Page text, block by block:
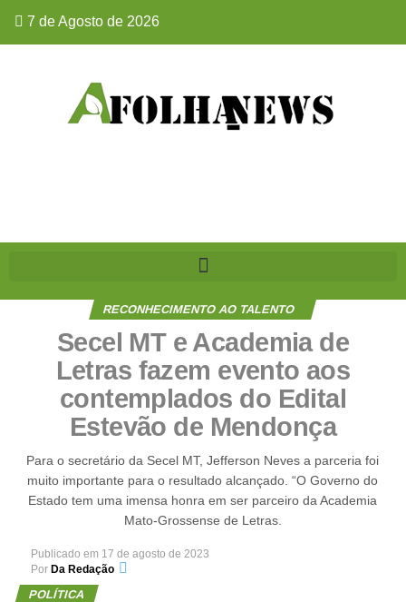
7 de Agosto de 2026
RECONHECIMENTO AO TALENTO
Secel MT e Academia de
Letras fazem evento aos
contemplados do Edital
Estevão de Mendonça
Para o secretário da Secel MT, Jefferson Neves a parceria foi
muito importante para o resultado alcançado. “O Governo do
Estado tem uma imensa honra em ser parceiro da Academia
Mato-Grossense de Letras.
Publicado em 17 de agosto de 2023
Por Da Redação
POLÍTICA